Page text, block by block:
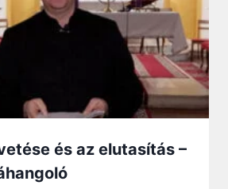
és az elutasítás –